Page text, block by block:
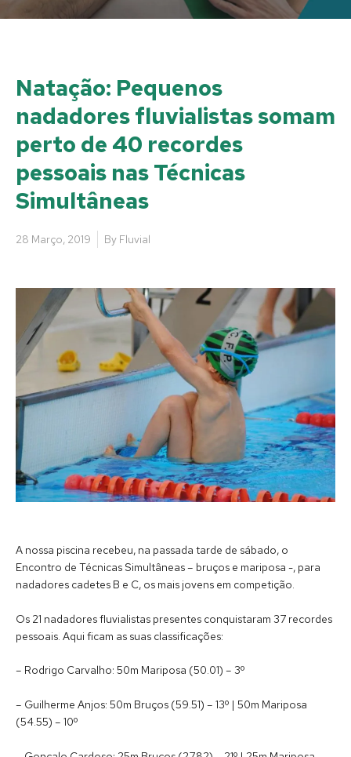
Natação: Pequenos
nadadores fluvialistas somam
perto de 40 recordes
pessoais nas Técnicas
Simultâneas
28 Março, 2019 By Fluvial
A nossa piscina recebeu, na passada tarde de sábado, o
Encontro de Técnicas Simultâneas – bruços e mariposa -, para
nadadores cadetes B e C, os mais jovens em competição.
Os 21 nadadores fluvialistas presentes conquistaram 37 recordes
pessoais. Aqui ficam as suas classificações:
– Rodrigo Carvalho: 50m Mariposa (50.01) – 3º
– Guilherme Anjos: 50m Bruços (59.51) – 13º | 50m Mariposa
(54.55) – 10º